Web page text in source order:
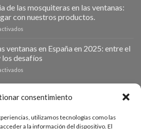
consentimiento
utilizamos tecnologías como las
a la información del dispositivo. El
la
en
los
VentanaStock
revoluciona
el
qué
las
la
inversión
para
de las mosquiteras en las ventanas:
con nuestros productos.
importancia
de
las
ventanas:
hogar
ventanas en España en 2025: entre el
desafíos
de
en
otras medidas puedes solicitar un